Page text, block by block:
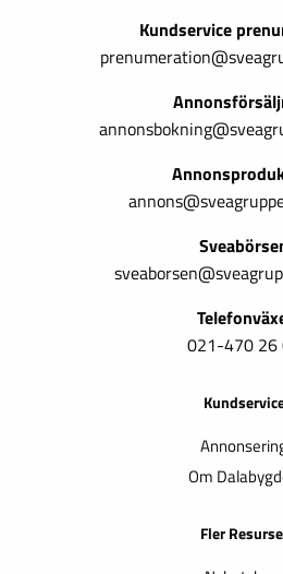
Kundservice
021-470 26
Om
Fler